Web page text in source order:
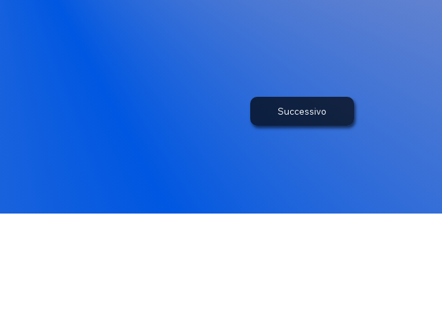
Successivo